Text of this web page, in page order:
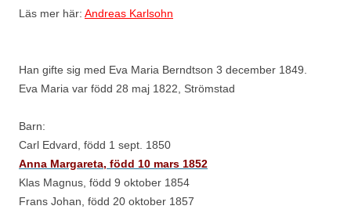
Läs mer här: Andreas Karlsohn
Han gifte sig med Eva Maria Berndtson 3 december 1849.
Eva Maria var född 28 maj 1822, Strömstad
Barn:
Carl Edvard, född 1 sept. 1850
Anna Margareta, född 10 mars 1852
Klas Magnus, född 9 oktober 1854
Frans Johan, född 20 oktober 1857